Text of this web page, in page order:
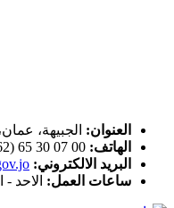
العنوان: الجبيهة،
الهاتف: 00 07 30 65 (962+)
البريد الالكتروني:
ساعات العمل: الاحد - الخميس